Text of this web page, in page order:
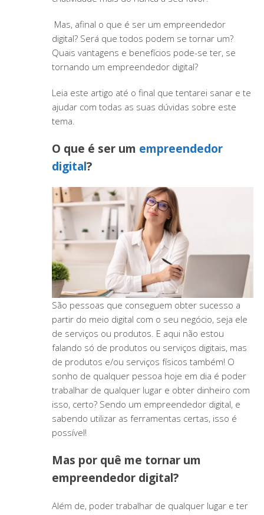
Mas, afinal o que é ser um empreendedor
digital? Será que todos podem se tornar um?
Quais vantagens e benefícios pode-se ter, se
tornando um empreendedor digital?
Leia este artigo até o final que tentarei sanar e te
ajudar com todas as suas dúvidas sobre este
tema.
O que é ser um empreendedor
digital?
São pessoas que conseguem obter sucesso a
partir do meio digital com o seu negócio, seja ele
de serviços ou produtos. E aqui não estou
falando só de produtos ou serviços digitais, mas
de produtos e/ou serviços físicos também! O
sonho de qualquer pessoa hoje em dia é poder
trabalhar de qualquer lugar e obter dinheiro com
isso, certo? Sendo um empreendedor digital, e
sabendo utilizar as ferramentas certas, isso é
possível!
Mas por quê me tornar um
empreendedor digital?
Além de, poder trabalhar de qualquer lugar e ter